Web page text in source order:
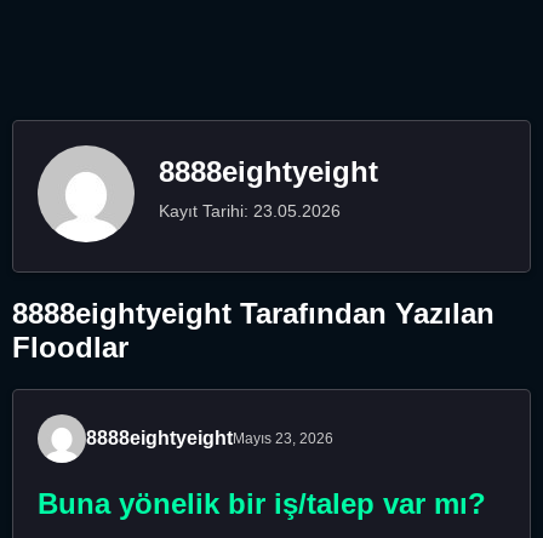
8888eightyeight
Kayıt Tarihi: 23.05.2026
8888eightyeight Tarafından Yazılan
Floodlar
8888eightyeightMayıs 23, 2026
Buna yönelik bir iş/talep var mı?